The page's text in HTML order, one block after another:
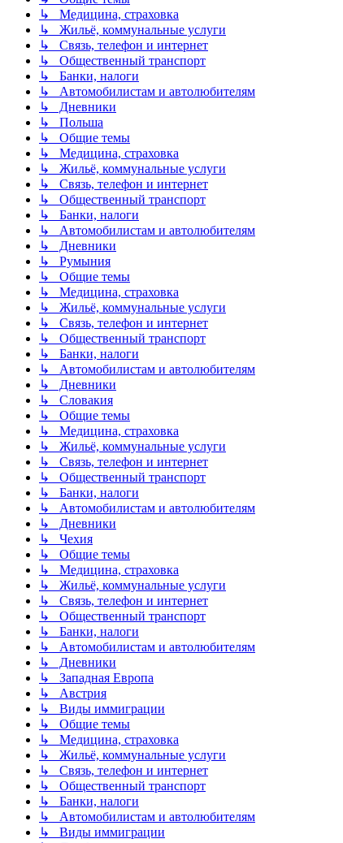
↳ Медицина, страховка
↳ Жильё, коммунальные услуги
↳ Связь, телефон и интернет
↳ Общественный транспорт
↳ Банки, налоги
↳ Автомобилистам и автолюбителям
↳ Дневники
↳ Польша
↳ Общие темы
↳ Медицина, страховка
↳ Жильё, коммунальные услуги
↳ Связь, телефон и интернет
↳ Общественный транспорт
↳ Банки, налоги
↳ Автомобилистам и автолюбителям
↳ Дневники
↳ Румыния
↳ Общие темы
↳ Медицина, страховка
↳ Жильё, коммунальные услуги
↳ Связь, телефон и интернет
↳ Общественный транспорт
↳ Банки, налоги
↳ Автомобилистам и автолюбителям
↳ Дневники
↳ Словакия
↳ Общие темы
↳ Медицина, страховка
↳ Жильё, коммунальные услуги
↳ Связь, телефон и интернет
↳ Общественный транспорт
↳ Банки, налоги
↳ Автомобилистам и автолюбителям
↳ Дневники
↳ Чехия
↳ Общие темы
↳ Медицина, страховка
↳ Жильё, коммунальные услуги
↳ Связь, телефон и интернет
↳ Общественный транспорт
↳ Банки, налоги
↳ Автомобилистам и автолюбителям
↳ Дневники
↳ Западная Европа
↳ Австрия
↳ Виды иммиграции
↳ Общие темы
↳ Медицина, страховка
↳ Жильё, коммунальные услуги
↳ Связь, телефон и интернет
↳ Общественный транспорт
↳ Банки, налоги
↳ Автомобилистам и автолюбителям
↳ Виды иммиграции